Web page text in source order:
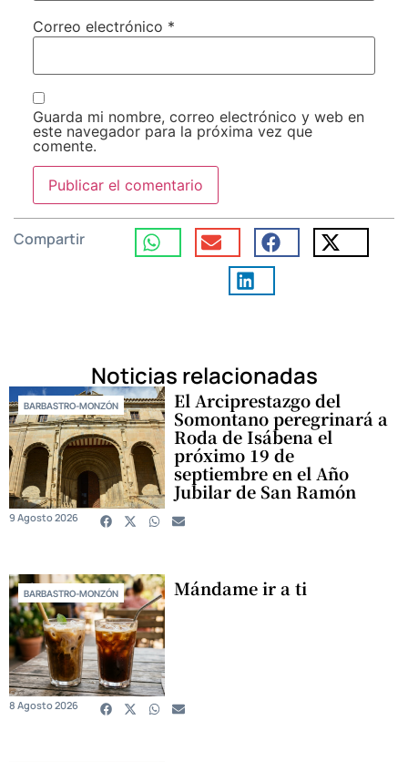
Correo electrónico *
Guarda mi nombre, correo electrónico y web en
este navegador para la próxima vez que
comente.
Compartir
Noticias relacionadas
BARBASTRO-MONZÓN El Arciprestazgo del
Somontano peregrinará a
Roda de Isábena el
próximo 19 de
septiembre en el Año
Jubilar de San Ramón
9 Agosto 2026
BARBASTRO-MONZÓN Mándame ir a ti
8 Agosto 2026